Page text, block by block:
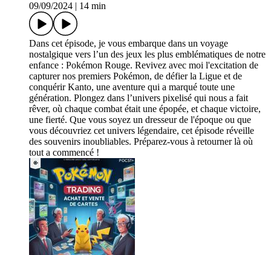
09/09/2024
14 min
Dans cet épisode, je vous embarque dans un voyage
nostalgique vers l’un des jeux les plus emblématiques de notre
enfance : Pokémon Rouge. Revivez avec moi l'excitation de
capturer nos premiers Pokémon, de défier la Ligue et de
conquérir Kanto, une aventure qui a marqué toute une
génération. Plongez dans l’univers pixelisé qui nous a fait
rêver, où chaque combat était une épopée, et chaque victoire,
une fierté. Que vous soyez un dresseur de l'époque ou que
vous découvriez cet univers légendaire, cet épisode réveille
des souvenirs inoubliables. Préparez-vous à retourner là où
tout a commencé !